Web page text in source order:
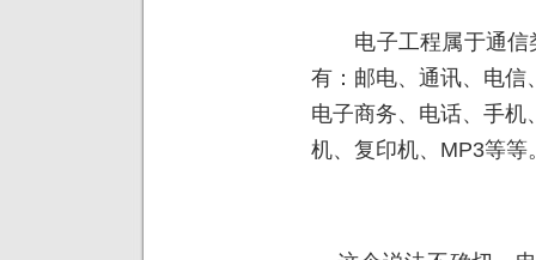
电子工程属于通信
有：邮电、通讯、电信
电子商务、电话、手
机、复印机、MP3等等